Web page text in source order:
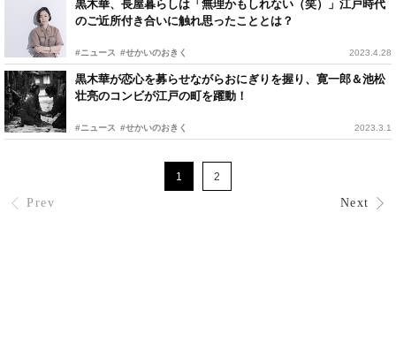
黒木華、長屋暮らしは「無理かもしれない（笑）」江戸時代
のご近所付き合いに触れ思ったこととは？
#ニュース #せかいのおきく 2023.4.28
黒木華が恋心を募らせながらおにぎりを握り、寛一郎＆池松
壮亮のコンビが江戸の町を躍動！
#ニュース #せかいのおきく 2023.3.1
Prev
1 2
Next